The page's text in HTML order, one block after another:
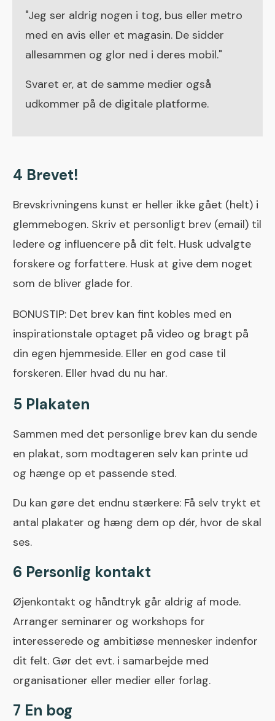
"Jeg ser aldrig nogen i tog, bus eller metro
med en avis eller et magasin. De sidder
allesammen og glor ned i deres mobil."
Svaret er, at de samme medier også
udkommer på de digitale platforme.
4 Brevet!
Brevskrivningens kunst er heller ikke gået (helt) i
glemmebogen. Skriv et personligt brev (email) til
ledere og influencere på dit felt. Husk udvalgte
forskere og forfattere. Husk at give dem noget
som de bliver glade for.
BONUSTIP: Det brev kan fint kobles med en
inspirationstale optaget på video og bragt på
din egen hjemmeside. Eller en god case til
forskeren. Eller hvad du nu har.
5 Plakaten
Sammen med det personlige brev kan du sende
en plakat, som modtageren selv kan printe ud
og hænge op et passende sted.
Du kan gøre det endnu stærkere: Få selv trykt et
antal plakater og hæng dem op dér, hvor de skal
ses.
6 Personlig kontakt
Øjenkontakt og håndtryk går aldrig af mode.
Arranger seminarer og workshops for
interesserede og ambitiøse mennesker indenfor
dit felt. Gør det evt. i samarbejde med
organisationer eller medier eller forlag.
7 En bog